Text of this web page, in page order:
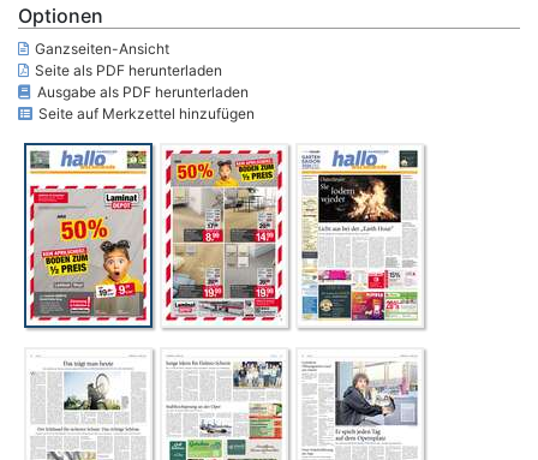
Optionen
Ganzseiten-Ansicht
Seite als PDF herunterladen
Ausgabe als PDF herunterladen
Seite auf Merkzettel hinzufügen